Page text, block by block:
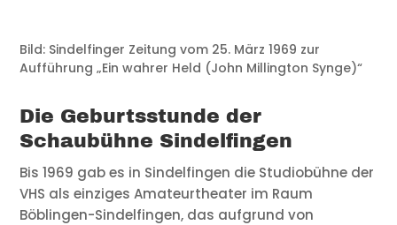
Bild: Sindelfinger Zeitung vom 25. März 1969 zur
Aufführung „Ein wahrer Held (John Millington Synge)“
Die Geburtsstunde der
Schaubühne Sindelfingen
Bis 1969 gab es in Sindelfingen die Studiobühne der
VHS als einziges Amateurtheater im Raum
Böblingen-Sindelfingen, das aufgrund von